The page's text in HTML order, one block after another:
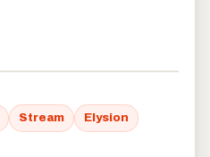
Stream Elysion